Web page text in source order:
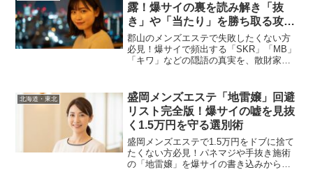
露！爆サイの裏を読み解き「抜
き」や「当たり」を勝ち取る攻略
術
郡山のメンズエステで失敗したくない方
必見！爆サイで頻出する「SKR」「MB」
「キワ」などの隠語の真実を、散財家モ
して「当たり」を引くための攻略法を凝
縮して伝えます。
北海道・東北
盛岡メンズエステ「地雷嬢」回避
リスト完全版！爆サイの嘘を見抜
く1.5万円を守る選別術
盛岡メンズエステで1.5万円をドブに捨て
たくない方必見！パネマジや手抜き施術
の「地雷嬢」を爆サイの書き込みから